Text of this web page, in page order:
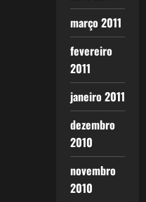
março 2011
fevereiro
2011
janeiro 2011
dezembro
2010
novembro
2010